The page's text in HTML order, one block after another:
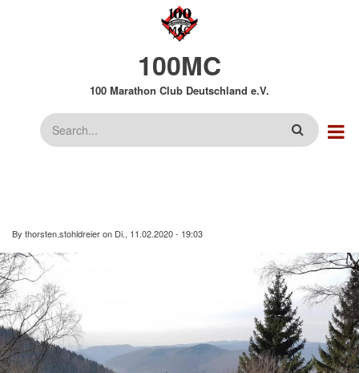
100MC
100 Marathon Club Deutschland e.V.
Suche
By thorsten.stohldreieron Di., 11.02.2020 - 19:03